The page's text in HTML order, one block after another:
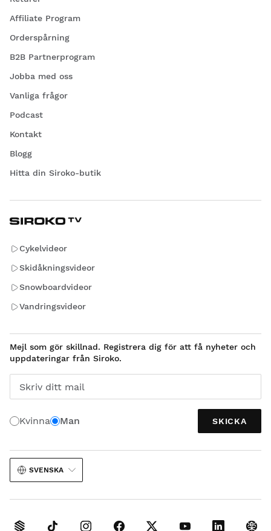
Affiliate Program
Orderspårning
B2B Partnerprogram
Jobba med oss
Vanliga frågor
Podcast
Kontakt
Blogg
Hitta din Siroko-butik
Cykelvideor
Skidåkningsvideor
Snowboardvideor
Vandringsvideor
Mejl som gör skillnad. Registrera dig för att få nyheter och
uppdateringar från Siroko.
Skriv ditt mail
Kvinna Man SKICKA
SVENSKA